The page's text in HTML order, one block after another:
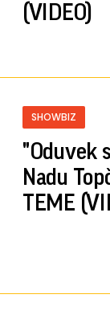
(VIDEO)
SHOWBIZ
"Oduvek
Nadu
TEME